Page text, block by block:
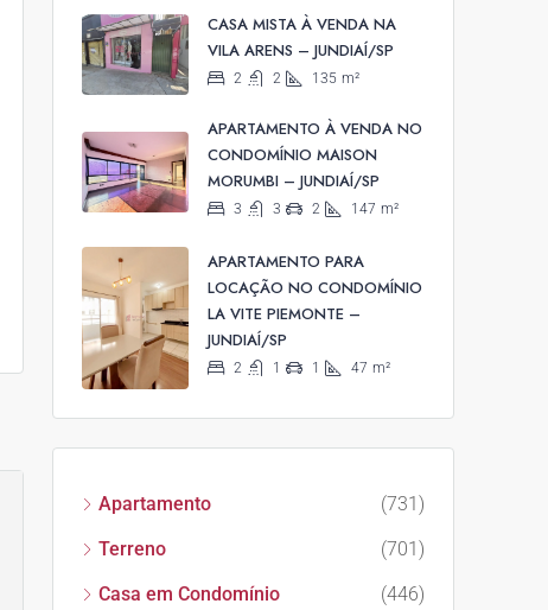
CASA MISTA À VENDA NA
VILA ARENS – JUNDIAÍ/SP
2 2 135 m²
APARTAMENTO À VENDA NO
CONDOMÍNIO MAISON
MORUMBI – JUNDIAÍ/SP
3 3 2 147 m²
APARTAMENTO PARA
LOCAÇÃO NO CONDOMÍNIO
LA VITE PIEMONTE –
JUNDIAÍ/SP
2 1 1 47 m²
Apartamento
(731)
Terreno
(701)
Casa em Condomínio
(446)